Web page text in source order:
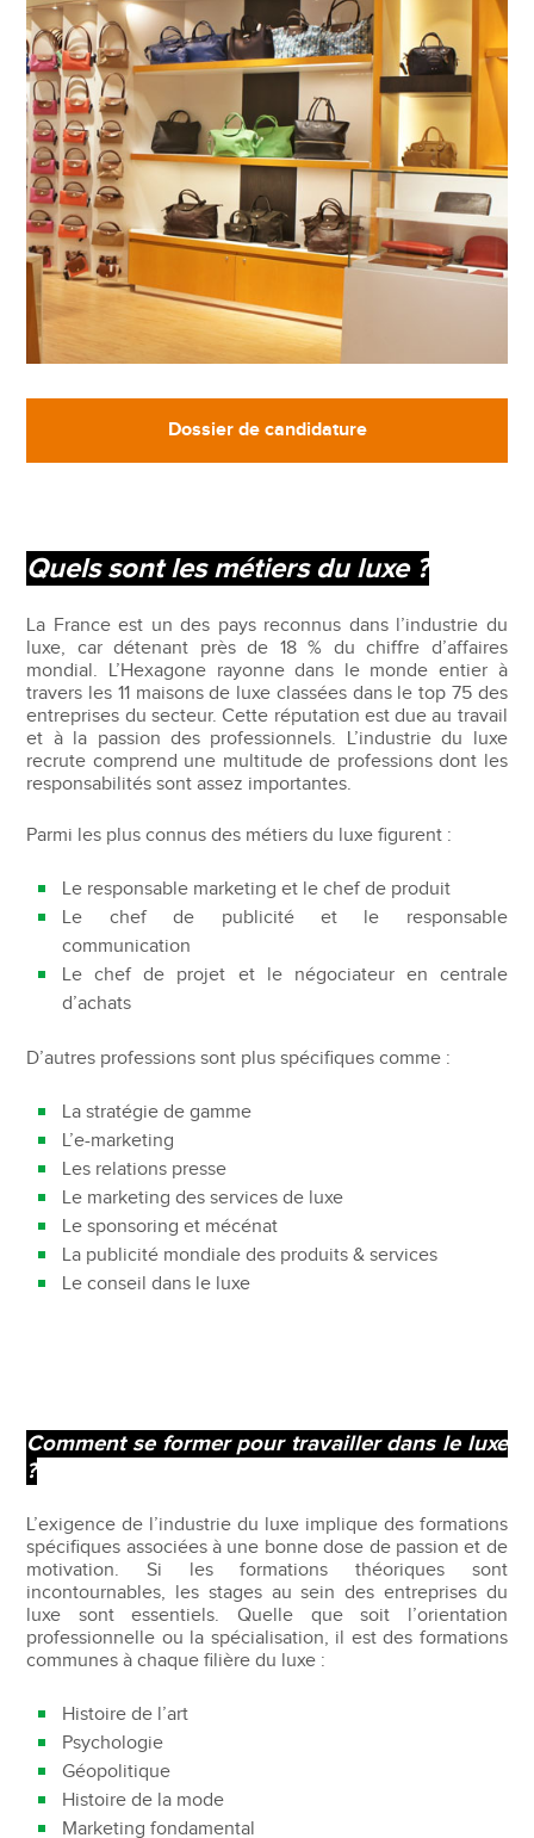
Dossier de candidature
Quels sont les métiers du luxe ?
La France est un des pays reconnus dans l’industrie du
luxe, car détenant près de 18 % du chiffre d’affaires
mondial. L’Hexagone rayonne dans le monde entier à
travers les 11 maisons de luxe classées dans le top 75 des
entreprises du secteur. Cette réputation est due au travail
et à la passion des professionnels. L’industrie du luxe
recrute comprend une multitude de professions dont les
responsabilités sont assez importantes.
Parmi les plus connus des métiers du luxe figurent :
Le responsable marketing et le chef de produit
Le chef de publicité et le responsable
communication
Le chef de projet et le négociateur en centrale
d’achats
D’autres professions sont plus spécifiques comme :
La stratégie de gamme
L’e-marketing
Les relations presse
Le marketing des services de luxe
Le sponsoring et mécénat
La publicité mondiale des produits & services
Le conseil dans le luxe
Comment se former pour travailler dans le luxe
?
L’exigence de l’industrie du luxe implique des formations
spécifiques associées à une bonne dose de passion et de
motivation. Si les formations théoriques sont
incontournables, les stages au sein des entreprises du
luxe sont essentiels. Quelle que soit l’orientation
professionnelle ou la spécialisation, il est des formations
communes à chaque filière du luxe :
Histoire de l’art
Psychologie
Géopolitique
Histoire de la mode
Marketing fondamental